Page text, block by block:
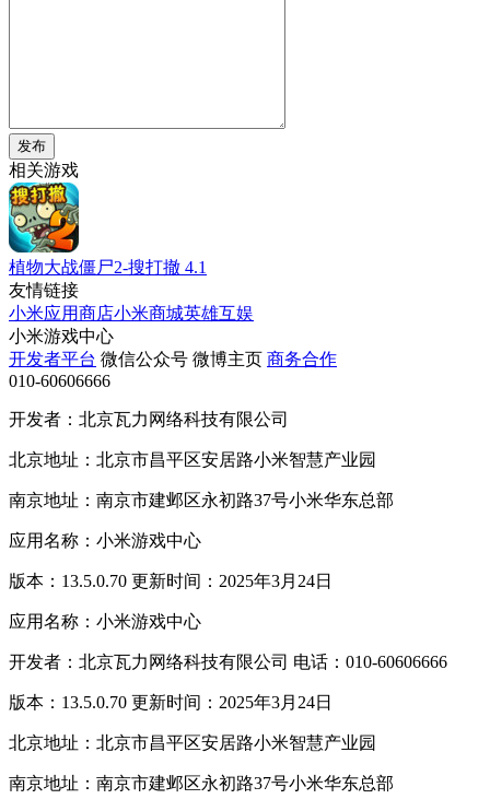
发布
相关游戏
植物大战僵尸2-搜打撤 4.1
友情链接
小米应用商店小米商城英雄互娱
小米游戏中心
开发者平台 微信公众号 微博主页 商务合作
010-60606666
开发者：北京瓦力网络科技有限公司
北京地址：北京市昌平区安居路小米智慧产业园
南京地址：南京市建邺区永初路37号小米华东总部
应用名称：小米游戏中心
版本：13.5.0.70 更新时间：2025年3月24日
应用名称：小米游戏中心
开发者：北京瓦力网络科技有限公司 电话：010-60606666
版本：13.5.0.70 更新时间：2025年3月24日
北京地址：北京市昌平区安居路小米智慧产业园
南京地址：南京市建邺区永初路37号小米华东总部